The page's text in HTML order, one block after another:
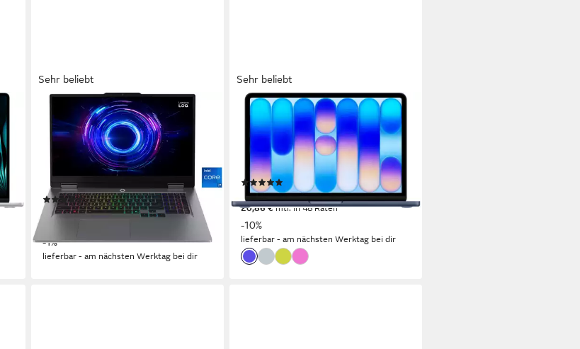
Sehr beliebt
LENOVO
LOQ 17IRX10 RTX
5050/5060/5070 Gaming-Notebook
Bildschirmdiagonale
Prozessor
GeForce RTX 5060
(111)
ab 1.589,00 € UVP1.599,00 €
-1%
lieferbar - am nächsten Werktag bei dir
Sehr beliebt
APPLE
Macbook Neo 13" Notebook
Bildschirmdiagonale
Apple A18 Pro Prozessor
5-Core GPU Grafikkarte
(90)
ab 718,50 € UVP799,00 €
20,86 €mtl. in 48 Raten
-10%
lieferbar - am nächsten Werktag bei dir